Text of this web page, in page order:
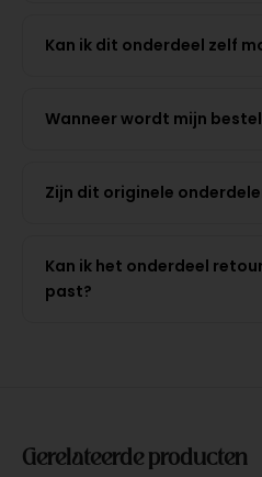
Kan ik dit onderdeel zelf
Wanneer wordt mijn
Zijn dit originele
Kan ik het onderdeel
past?
Gerelateerde producten